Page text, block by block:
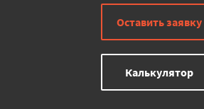
Оставить заявку
Калькулятор